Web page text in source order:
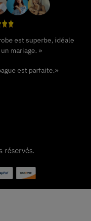
est superbe, idéale
mariage. »
est parfaite.»
réservés.